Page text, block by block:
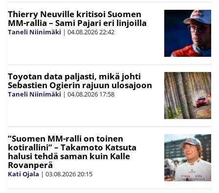
Thierry Neuville kritisoi Suomen
MM-rallia – Sami Pajari eri linjoilla
Taneli Niinimäki | 04.08.202622:42
Toyotan data paljasti, mikä johti
Sebastien Ogierin rajuun ulosajoon
Taneli Niinimäki | 04.08.2026 17:58
”Suomen MM-ralli on toinen
kotirallini” – Takamoto Katsuta
halusi tehdä saman kuin Kalle
Rovanperä
Kati Ojala | 03.08.202620:15